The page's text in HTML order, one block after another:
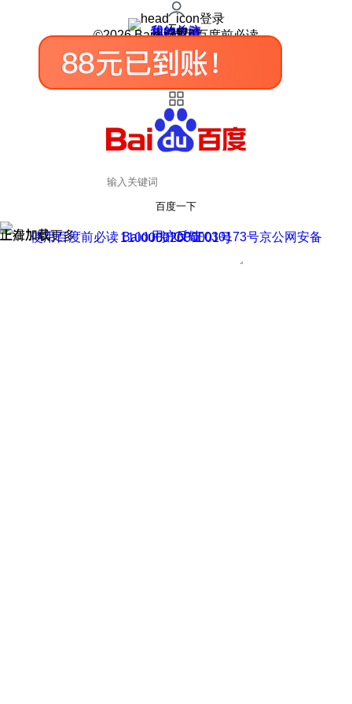
登录
我的关注
我的收藏
皮肤中心
用户反馈
设置
©2026 Baidu 使用百度前必读
百度一下
正在加载
上滑加载更多 用户反馈
使用百度前必读 Baidu 京ICP证030173号
京公网安备11000002000001号